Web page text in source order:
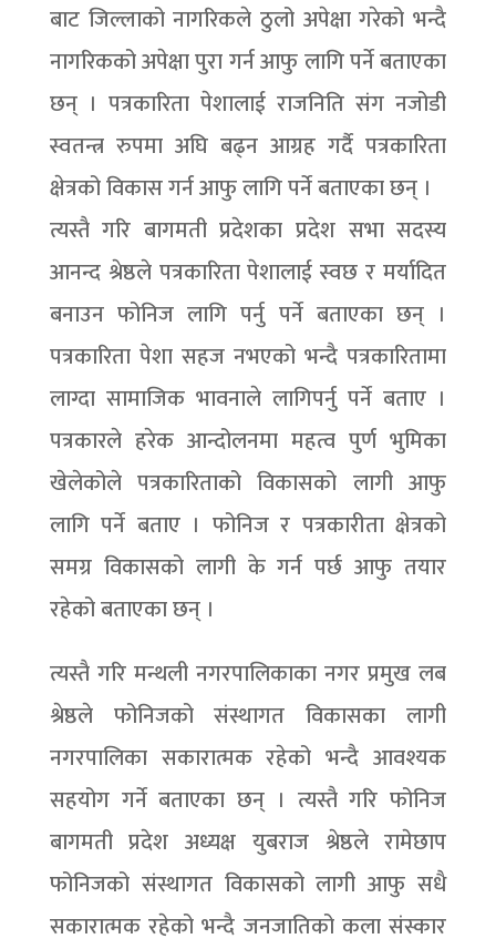
बाट जिल्लाको नागरिकले ठुलो अपेक्षा गरेको भन्दै
नागरिकको अपेक्षा पुरा गर्न आफु लागि पर्ने बताएका
छन् । पत्रकारिता पेशालाई राजनिति संग नजोडी
स्वतन्त्र रुपमा अघि बढ्न आग्रह गर्दै पत्रकारिता
क्षेत्रको विकास गर्न आफु लागि पर्ने बताएका छन् ।
त्यस्तै गरि बागमती प्रदेशका प्रदेश सभा सदस्य
आनन्द श्रेष्ठले पत्रकारिता पेशालाई स्वछ र मर्यादित
बनाउन फोनिज लागि पर्नु पर्ने बताएका छन् ।
पत्रकारिता पेशा सहज नभएको भन्दै पत्रकारितामा
लाग्दा सामाजिक भावनाले लागिपर्नु पर्ने बताए ।
पत्रकारले हरेक आन्दोलनमा महत्व पुर्ण भुमिका
खेलेकोले पत्रकारिताको विकासको लागी आफु
लागि पर्ने बताए । फोनिज र पत्रकारीता क्षेत्रको
समग्र विकासको लागी के गर्न पर्छ आफु तयार
रहेको बताएका छन् ।
त्यस्तै गरि मन्थली नगरपालिकाका नगर प्रमुख लब
श्रेष्ठले फोनिजको संस्थागत विकासका लागी
नगरपालिका सकारात्मक रहेको भन्दै आवश्यक
सहयोग गर्ने बताएका छन् । त्यस्तै गरि फोनिज
बागमती प्रदेश अध्यक्ष युबराज श्रेष्ठले रामेछाप
फोनिजको संस्थागत विकासको लागी आफु सधै
सकारात्मक रहेको भन्दै जनजातिको कला संस्कार